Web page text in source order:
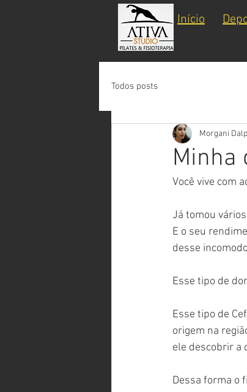
Início
Todos posts
Minha
Morgani
Você vive com
Já tomou
E o seu
desse
Esse tipo de
Esse tipo de
origem na
ele descobrir a
Dessa forma o